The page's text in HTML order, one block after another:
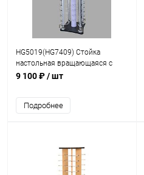
HG5019(HG7409) Стойка
настольная вращающаяся с
замками, для демонстрации
9 100 ₽/ шт
Подробнее